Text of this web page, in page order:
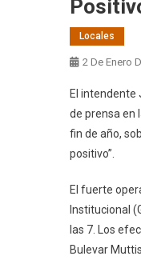
Locales
2 De Enero
El intendente
de prensa en
fin de año,
positivo”.
El fuerte
Institucional
las 7. Los
Bulevar